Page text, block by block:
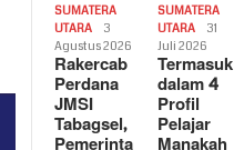
SUMATERA
UTARA
3
Agustus 2026
Rakercab
Perdana
JMSI
Tabagsel,
SUMATERA
UTARA
31
Juli 2026
Termasuk
dalam 4
Profil
Pelajar